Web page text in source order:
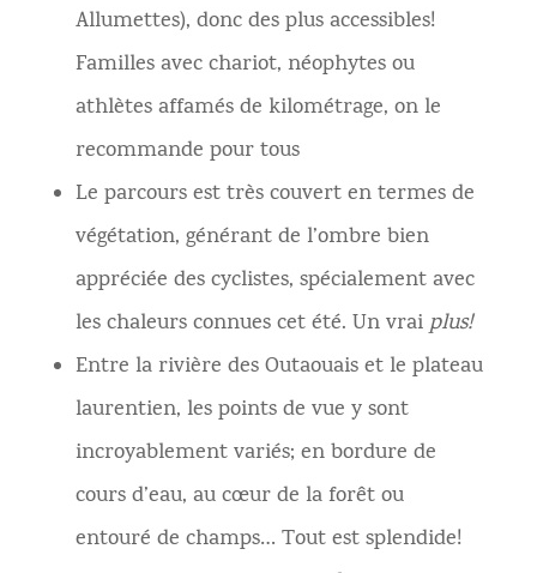
Allumettes), donc des plus accessibles!
Familles avec chariot, néophytes ou
athlètes affamés de kilométrage, on le
recommande pour tous
Le parcours est très couvert en termes de
végétation, générant de l’ombre bien
appréciée des cyclistes, spécialement avec
les chaleurs connues cet été. Un vraiplus!
Entre la rivière des Outaouais et le plateau
laurentien, les points de vue y sont
incroyablement variés; en bordure de
cours d’eau, au cœur de la forêt ou
entouré de champs… Tout est splendide!